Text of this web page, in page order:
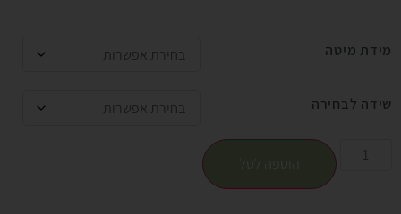
מידת מיטה
שידה לבחירה
הוספה לסל